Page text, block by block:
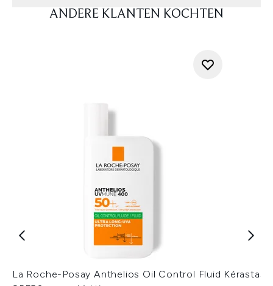
ANDERE KLANTEN KOCHTEN
La Roche-Posay Anthelios Oil Control Fluid